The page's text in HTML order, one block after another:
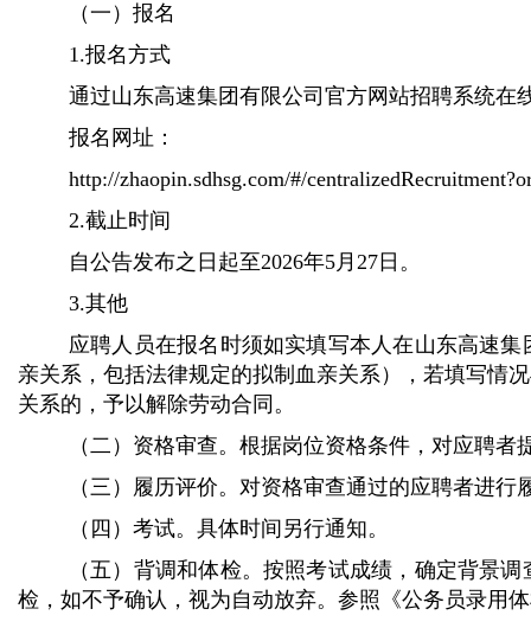
（一）报名
1.报名方式
通过山东高速集团有限公司官方网站招聘系统在
报名网址：
http://zhaopin.sdhsg.com/#/
2.截止时间
自公告发布之日起至2026年5月 27 日。
3.其他
应聘人员在报名时须如实填写本人在山东高速
亲关系，包括法律规定的拟制血亲关系），若填写情
关系的，予以解除劳动合同。
（二）资格审查。 根据岗位资格条件，对应聘者
（三）履历评价。对资格审查通过的应聘者进行
（四）考试。具体时间另行通知。
（五）背调和体检。按照考试成绩，确定背景
检，如不予确认，视为自动放弃。参照《公务员录用